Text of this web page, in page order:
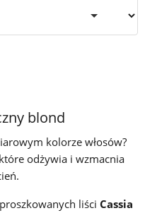
blond
kolorze włosów?
odżywia i wzmacnia
liści Cassia